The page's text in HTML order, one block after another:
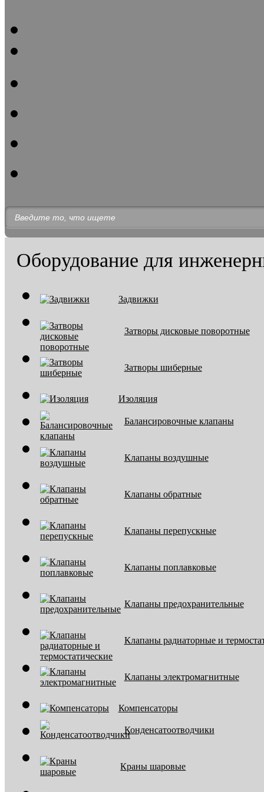
Оборудование для
Задвижки
Затворы дисковые поворотные
Затворы шиберные
Изоляция
Балансировочные клапаны
Клапаны воздушные
Клапаны обратные
Клапаны перепускные
Клапаны поплавковые
Клапаны предохранительные
Клапаны радиаторные и
Клапаны электромагнитные
Компенсаторы
Конденсатоотводчики
Краны шаровые